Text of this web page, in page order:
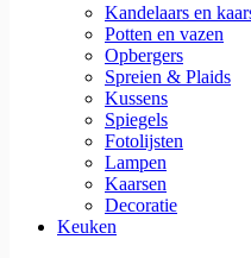
Kandelaars en
Potten en vazen
Opbergers
Spreien & Plaids
Kussens
Spiegels
Fotolijsten
Lampen
Kaarsen
Decoratie
Keuken